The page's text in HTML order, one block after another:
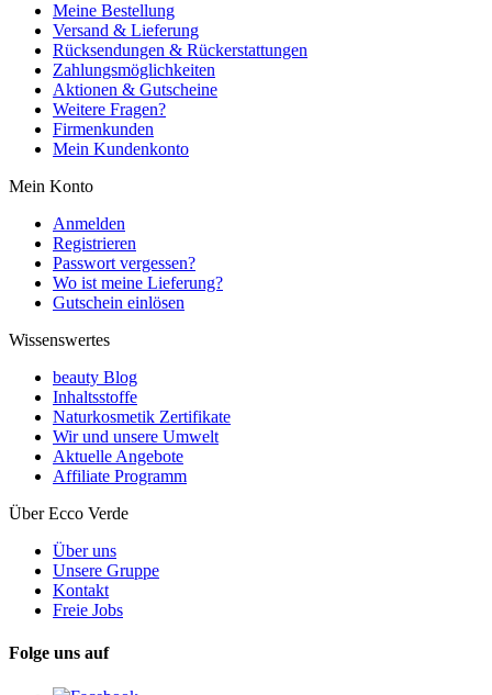
Meine Bestellung
Versand & Lieferung
Rücksendungen & Rückerstattungen
Zahlungsmöglichkeiten
Aktionen & Gutscheine
Weitere Fragen?
Firmenkunden
Mein Kundenkonto
Mein Konto
Anmelden
Registrieren
Passwort vergessen?
Wo ist meine Lieferung?
Gutschein einlösen
Wissenswertes
beauty Blog
Inhaltsstoffe
Naturkosmetik Zertifikate
Wir und unsere Umwelt
Aktuelle Angebote
Affiliate Programm
Über Ecco Verde
Über uns
Unsere Gruppe
Kontakt
Freie Jobs
Folge uns auf